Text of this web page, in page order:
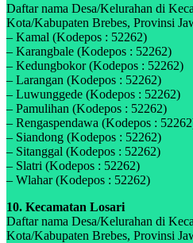
Daftar nama Desa/Kelurahan di
Kota/Kabupaten Brebes, Provinsi
– Kamal (Kodepos : 52262)
– Karangbale (Kodepos : 52262)
– Kedungbokor (Kodepos : 52262)
– Larangan (Kodepos : 52262)
– Luwunggede (Kodepos : 52262)
– Pamulihan (Kodepos : 52262)
– Rengaspendawa (Kodepos :
– Siandong (Kodepos : 52262)
– Sitanggal (Kodepos : 52262)
– Slatri (Kodepos : 52262)
– Wlahar (Kodepos : 52262)
10. Kecamatan Losari
Daftar nama Desa/Kelurahan di
Kota/Kabupaten Brebes, Provinsi